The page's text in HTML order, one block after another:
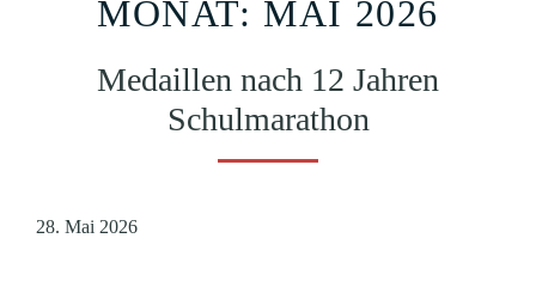
MONAT: MAI 2026
Medaillen nach 12 Jahren
Schulmarathon
28. Mai 2026